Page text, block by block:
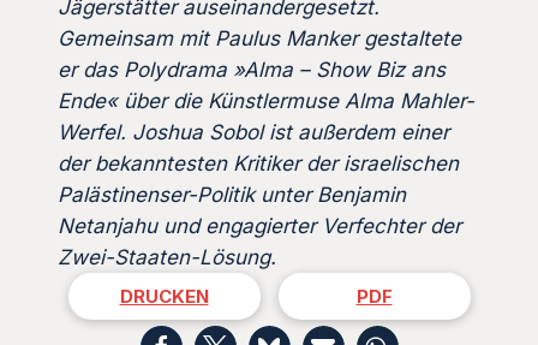
Jägerstätter auseinandergesetzt.
Gemeinsam mit Paulus Manker gestaltete
er das Polydrama »Alma – Show Biz ans
Ende« über die Künstlermuse Alma Mahler-
Werfel. Joshua Sobol ist außerdem einer
der bekanntesten Kritiker der israelischen
Palästinenser-Politik unter Benjamin
Netanjahu und engagierter Verfechter der
Zwei-Staaten-Lösung.
DRUCKEN PDF